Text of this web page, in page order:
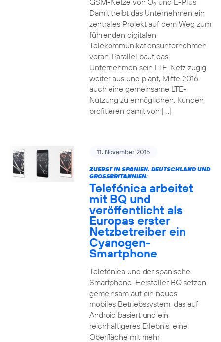
GSM-Netze von O2und E-Plus.
Damit treibt das Unternehmen ein
zentrales Projekt auf dem Weg zum
führenden digitalen
Telekommunikationsunternehmen
voran. Parallel baut das
Unternehmen sein LTE-Netz zügig
weiter aus und plant, Mitte 2016
auch eine gemeinsame LTE-
Nutzung zu ermöglichen. Kunden
profitieren damit von […]
11. November 2015
ZUERST IN SPANIEN, DEUTSCHLAND UND
GROSSBRITANNIEN:
Telefónica arbeitet
mit BQ und
veröffentlicht als
Europas erster
Netzbetreiber ein
Cyanogen-
Smartphone
Telefónica und der spanische
Smartphone-Hersteller BQ setzen
gemeinsam auf ein neues
mobiles Betriebssystem, das auf
Android basiert und ein
reichhaltigeres Erlebnis, eine
Oberfläche mit mehr